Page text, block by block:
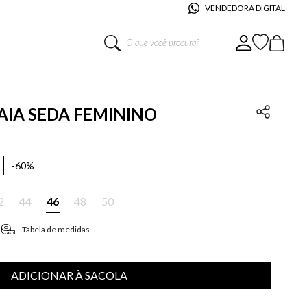
VENDEDORA DIGITAL
O que você procura?
SEDA FEMININO
-60%
44 46 48 50
Tabela de medidas
ADICIONAR À SACOLA